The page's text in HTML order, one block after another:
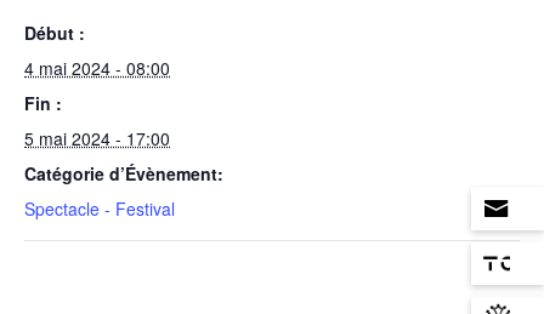
Début :
4 mai 2024 - 08:00
Fin :
5 mai 2024 - 17:00
Catégorie d’Évènement:
Spectacle - Festival